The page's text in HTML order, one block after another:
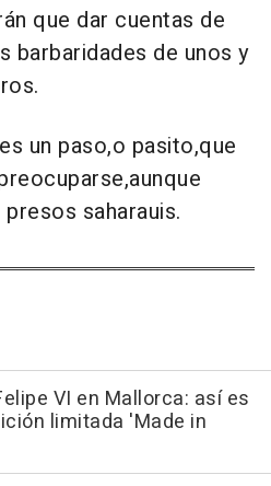
que dar cuentas de
barbaridades de unos y
un paso,o pasito,que
saharauis.
VI en Mallorca: así es
limitada 'Made in